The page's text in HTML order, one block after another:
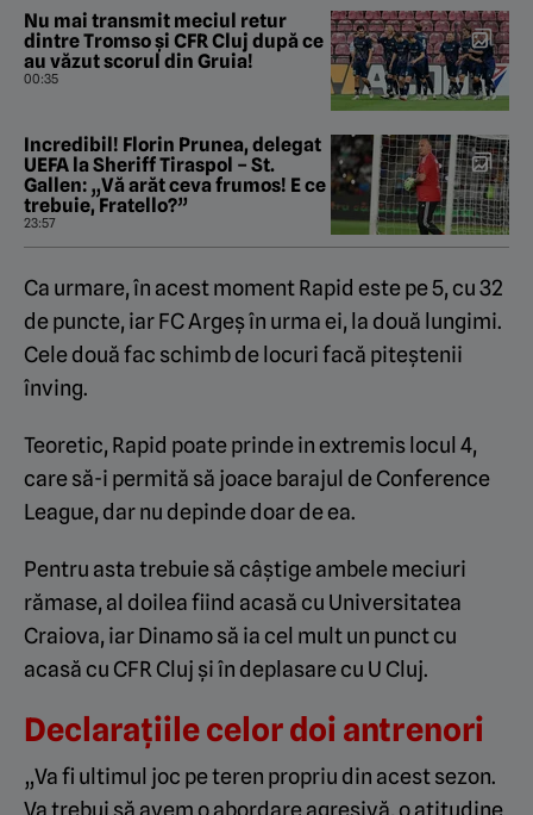
Nu mai transmit meciul retur
dintre Tromso și CFR Cluj după ce
au văzut scorul din Gruia!
00:35
Incredibil! Florin Prunea, delegat
UEFA la Sheriff Tiraspol – St.
Gallen: „Vă arăt ceva frumos! E ce
trebuie, Fratello?”
23:57
Ca urmare, în acest moment Rapid este pe 5, cu 32
de puncte, iar FC Argeș în urma ei, la două lungimi.
Cele două fac schimb de locuri facă piteștenii
înving.
Teoretic, Rapid poate prinde in extremis locul 4,
care să-i permită să joace barajul de Conference
League, dar nu depinde doar de ea.
Pentru asta trebuie să câștige ambele meciuri
rămase, al doilea fiind acasă cu Universitatea
Craiova, iar Dinamo să ia cel mult un punct cu
acasă cu CFR Cluj și în deplasare cu U Cluj.
Declarațiile celor doi antrenori
„Va fi ultimul joc pe teren propriu din acest sezon.